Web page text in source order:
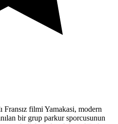
Fransız filmi Yamakasi, modern
bir grup parkur sporcusunun